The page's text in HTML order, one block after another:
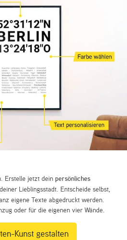
Erstelle jetzt dein persönliches
Lieblingsstadt. Entscheide selbst,
eigene Texte abgedruckt werden.
oder für die eigenen vier Wände.
Kunst gestalten